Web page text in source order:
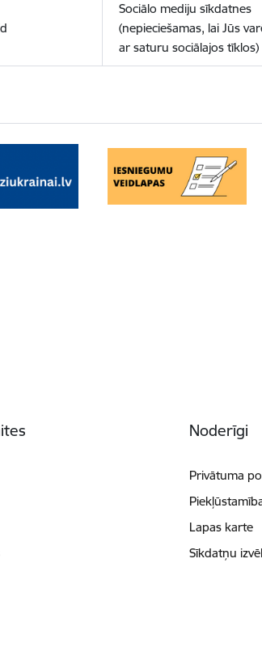
Sociālo mediju sīkdatnes
(nepieciešamas, lai Jūs
ar saturu sociālajos tīklos)
Noderīgi
Privātuma
Lapas karte
Sīkdatņu